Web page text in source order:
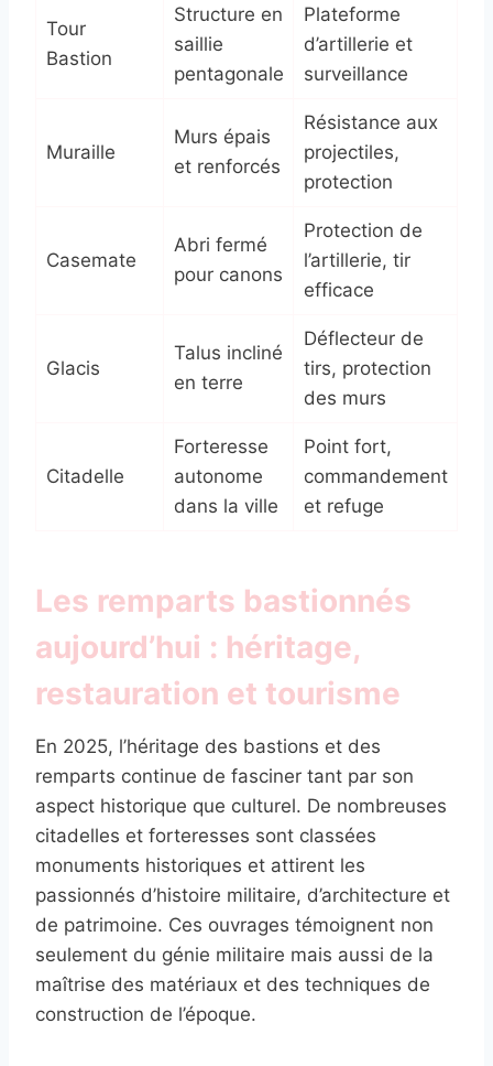
Tour
Bastion
Structure en
saillie
pentagonale
Plateforme
d’artillerie et
surveillance
Muraille
Murs épais
et renforcés
Résistance aux
projectiles,
protection
Casemate
Abri fermé
pour canons
Protection de
l’artillerie, tir
efficace
Glacis
Talus incliné
en terre
Déflecteur de
tirs, protection
des murs
Citadelle
Forteresse
autonome
dans la ville
Point fort,
commandement
et refuge
Les remparts bastionnés
aujourd’hui : héritage,
restauration et tourisme
En 2025, l’héritage des bastions et des
remparts continue de fasciner tant par son
aspect historique que culturel. De nombreuses
citadelles et forteresses sont classées
monuments historiques et attirent les
passionnés d’histoire militaire, d’architecture et
de patrimoine. Ces ouvrages témoignent non
seulement du génie militaire mais aussi de la
maîtrise des matériaux et des techniques de
construction de l’époque.